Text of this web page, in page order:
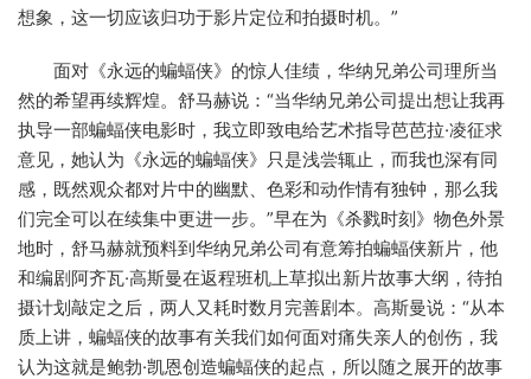
想象，这一切应该归功于影片定位和拍摄时机。”
面对《永远的蝙蝠侠》的惊人佳绩，华纳兄弟公司理所当
然的希望再续辉煌。舒马赫说：“当华纳兄弟公司提出想让我再
执导一部蝙蝠侠电影时，我立即致电给艺术指导芭芭拉·凌征求
意见，她认为《永远的蝙蝠侠》只是浅尝辄止，而我也深有同
感，既然观众都对片中的幽默、色彩和动作情有独钟，那么我
们完全可以在续集中更进一步。”早在为《杀戮时刻》物色外景
地时，舒马赫就预料到华纳兄弟公司有意筹拍蝙蝠侠新片，他
和编剧阿齐瓦·高斯曼在返程班机上草拟出新片故事大纲，待拍
摄计划敲定之后，两人又耗时数月完善剧本。高斯曼说：“从本
质上讲，蝙蝠侠的故事有关我们如何面对痛失亲人的创伤，我
认为这就是鲍勃·凯恩创造蝙蝠侠的起点，所以随之展开的故事